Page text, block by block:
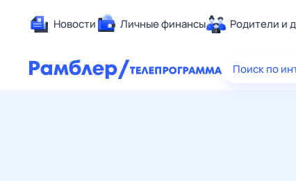
Новости Личные финансы Родители и
Поиск по